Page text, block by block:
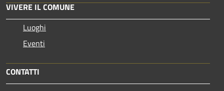
VIVERE IL COMUNE
Luoghi
Eventi
CONTATTI